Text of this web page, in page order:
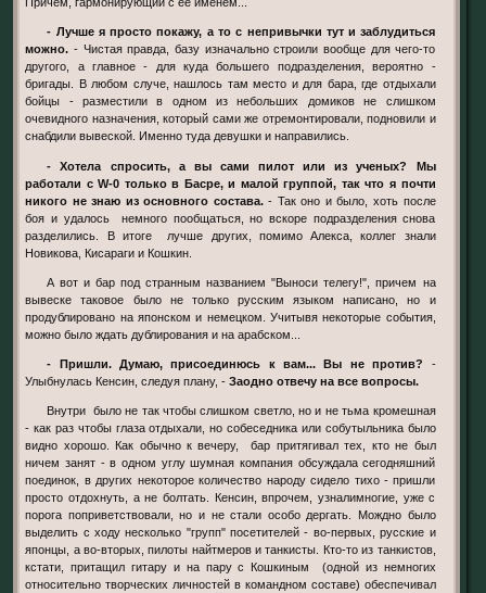
- Лучше я просто покажу, а то с непривычки тут и заблудиться
можно. - Чистая правда, базу изначально строили вообще для чего-то
другого, а главное - для куда большего подразделения, вероятно -
бригады. В любом случе, нашлось там место и для бара, где отдыхали
бойцы - разместили в одном из небольших домиков не слишком
очевидного назначения, который сами же отремонтировали, подновили и
снабдили вывеской. Именно туда девушки и направились.
- Хотела спросить, а вы сами пилот или из ученых? Мы
работали с W-0 только в Басре, и малой группой, так что я почти
никого не знаю из основного состава.- Так оно и было, хоть после
боя и удалось немного пообщаться, но вскоре подразделения снова
разделились. В итоге лучше других, помимо Алекса, коллег знали
Новикова, Кисараги и Кошкин.
А вот и бар под странным названием "Выноси телегу!", причем на
вывеске таковое было не только русским языком написано, но и
продублировано на японском и немецком. Учитывя некоторые события,
можно было ждать дублирования и на арабском...
- Пришли. Думаю, присоединюсь к вам... Вы не против? -
Улыбнулась Кенсин, следуя плану, -Заодно отвечу на все вопросы.
Внутри было не так чтобы слишком светло, но и не тьма кромешная
- как раз чтобы глаза отдыхали, но собеседника или собутыльника было
видно хорошо. Как обычно к вечеру, бар притягивал тех, кто не был
ничем занят - в одном углу шумная компания обсуждала сегодняшний
поединок, в других некоторое количество народу сидело тихо - пришли
просто отдохнуть, а не болтать. Кенсин, впрочем, узналимногие, уже с
порога поприветствовали, но и не стали особо дергать. Мождно было
выделить с ходу несколько "групп" посетителей - во-первых, русские и
японцы, а во-вторых, пилоты найтмеров и танкисты. Кто-то из танкистов,
кстати, притащил гитару и на пару с Кошкиным (одной из немногих
относительно творческих личностей в командном составе) обеспечивал